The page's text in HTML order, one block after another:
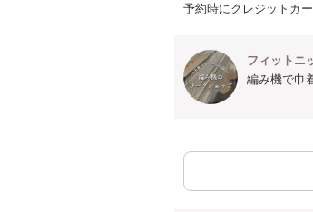
予約時にクレジットカ
フィットニ
編み機で巾